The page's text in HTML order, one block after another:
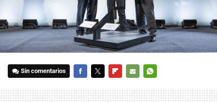
Sin comentarios
MAIL